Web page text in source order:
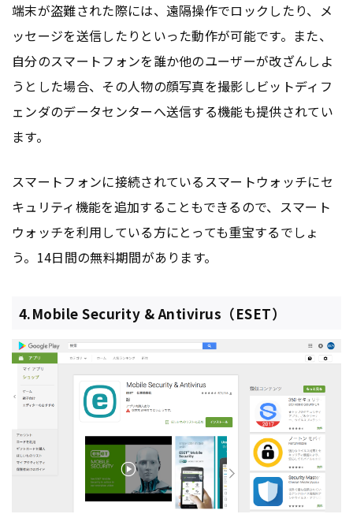
端末が盗難された際には、遠隔操作でロックしたり、メ
ッセージを送信したりといった動作が可能です。また、
自分のスマートフォンを誰か他のユーザーが改ざんしよ
うとした場合、その人物の顔写真を撮影しビットディフ
ェンダのデータセンターへ送信する機能も提供されてい
ます。
スマートフォンに接続されているスマートウォッチにセ
キュリティ機能を追加することもできるので、スマート
ウォッチを利用している方にとっても重宝するでしょ
う。14日間の無料期間があります。
4.Mobile Security & Antivirus（ESET）